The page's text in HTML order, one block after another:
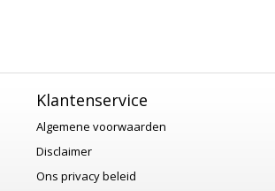
Klantenservice
Algemene voorwaarden
Disclaimer
Ons privacy beleid